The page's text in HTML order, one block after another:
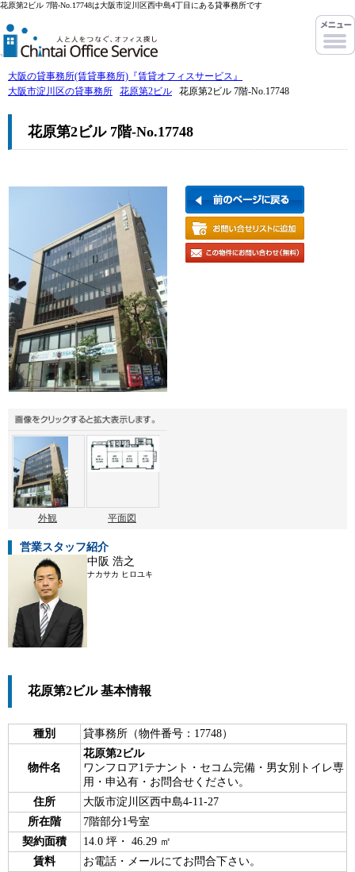
花原第2ビル 7階-No.17748は大阪市淀川区西中島4丁目にある貸事務所です
大阪の貸事務所(賃貸事務所)『賃貸オフィスサービス』
大阪市淀川区の貸事務所
花原第2ビル 花原第2ビル 7階-No.17748
花原第2ビル 7階-No.17748
外観 平面図
営業スタッフ紹介
中阪 浩之
ナカサカ ヒロユキ
花原第2ビル 基本情報
種別 貸事務所（物件番号：17748）
物件名
花原第2ビル
ワンフロア1テナント・セコム完備・男女別トイレ専
用・申込有・お問合せください。
住所
大阪市淀川区西中島4-11-27
所在階
7階部分1号室
契約面積
14.0 坪・ 46.29 ㎡
賃料
お電話・メールにてお問合下さい。